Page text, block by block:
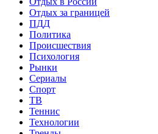
Отдых за границей
ПДД
Политика
Происшествия
Психология
Рынки
Сериалы
Спорт
ТВ
Теннис
Технологии